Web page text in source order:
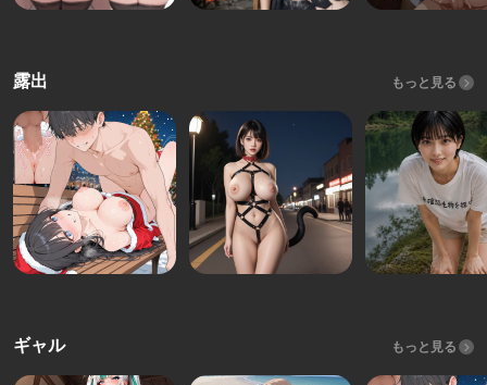
露出 もっと見る
ギャル もっと見る